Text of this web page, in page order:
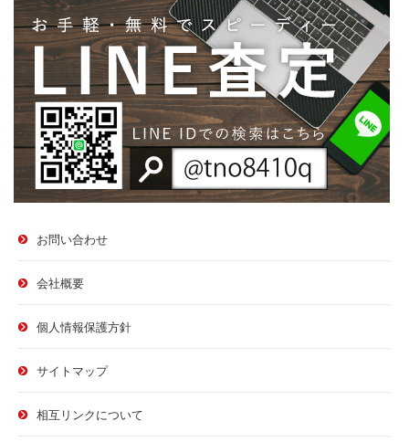
お問い合わせ
会社概要
個人情報保護方針
サイトマップ
相互リンクについて